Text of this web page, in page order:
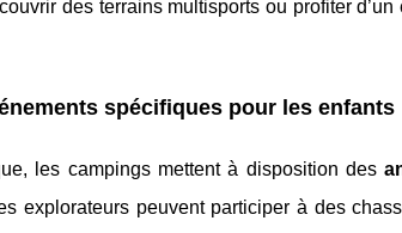
des terrains multisports ou profiter
spécifiques pour les enfants
les campings mettent à disposition des
explorateurs peuvent participer à des